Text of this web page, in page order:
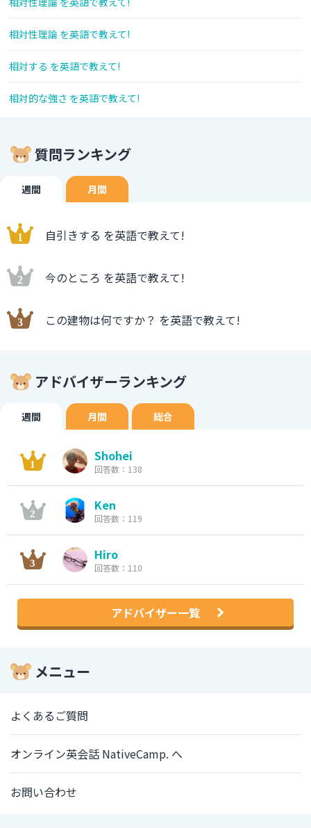
相対性理論 を英語で教えて!
相対する を英語で教えて!
相対的な強さ を英語で教えて!
質問ランキング
週間 月間
自引きする を英語で教えて!
今のところ を英語で教えて!
この建物は何ですか？ を英語で教えて!
アドバイザーランキング
週間 月間 総合
Shohei
回答数：138
Ken
回答数：119
Hiro
回答数：110
アドバイザー一覧
メニュー
よくあるご質問
オンライン英会話 NativeCamp. へ
お問い合わせ